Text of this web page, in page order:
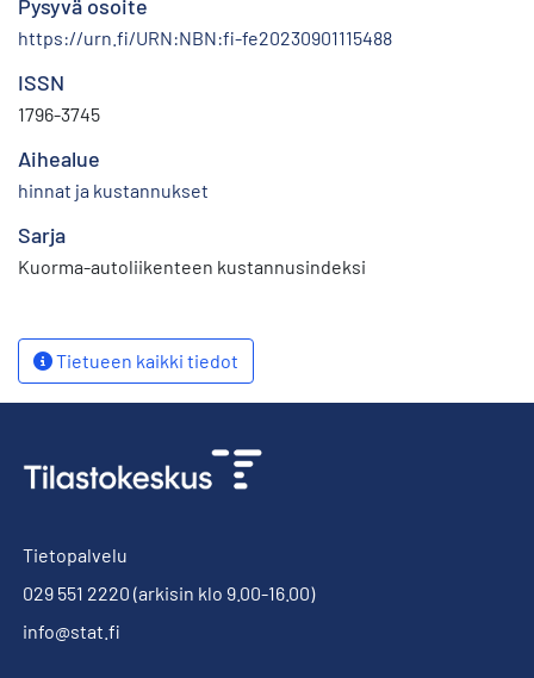
Pysyvä osoite
https://urn.fi/URN:NBN:fi-fe20230901115488
ISSN
1796-3745
Aihealue
hinnat ja kustannukset
Sarja
Kuorma-autoliikenteen kustannusindeksi
Tietueen kaikki tiedot
Tietopalvelu
029 551 2220 (arkisin klo 9.00-16.00)
info@stat.fi